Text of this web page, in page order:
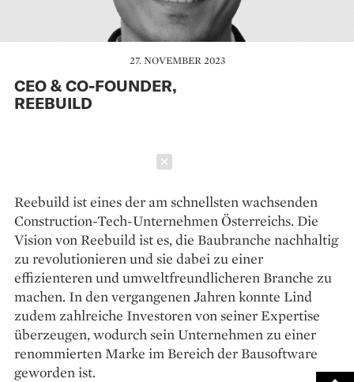
27. NOVEMBER 2023
CEO & CO-FOUNDER,
REEBUILD
Reebuild ist eines der am schnellsten wachsenden
Construction-Tech-Unternehmen Österreichs. Die
Vision von Reebuild ist es, die Baubranche nachhaltig
zu revolutionieren und sie dabei zu einer
effizienteren und umweltfreundlicheren Branche zu
machen. In den vergangenen Jahren konnte Lind
zudem zahlreiche Investoren von seiner Expertise
überzeugen, wodurch sein Unternehmen zu einer
renommierten Marke im Bereich der Bausoftware
geworden ist.